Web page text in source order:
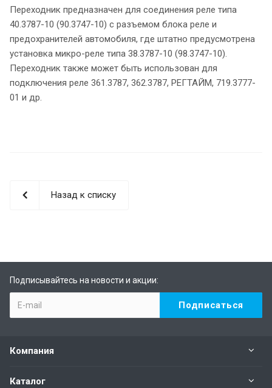
Переходник предназначен для соединения реле типа
40.3787-10 (90.3747-10) с разъемом блока реле и
предохранителей автомобиля, где штатно предусмотрена
установка микро-реле типа 38.3787-10 (98.3747-10).
Переходник также может быть использован для
подключения реле 361.3787, 362.3787, РЕГТАЙМ, 719.3777-
01 и др.
Назад к списку
Подписывайтесь на новости и акции:
Компания
Каталог